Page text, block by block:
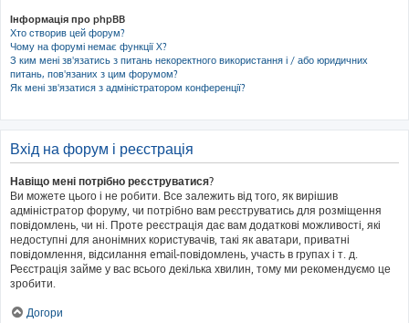
Інформація про phpBB
Хто створив цей форум?
Чому на форумі немає функції X?
З ким мені зв'язатись з питань некоректного використання і / або юридичних
питань, пов'язаних з цим форумом?
Як мені зв'язатися з адміністратором конференції?
Вхід на форум і реєстрація
Навіщо мені потрібно реєструватися?
Ви можете цього і не робити. Все залежить від того, як вирішив
адміністратор форуму, чи потрібно вам реєструватись для розміщення
повідомлень, чи ні. Проте реєстрація дає вам додаткові можливості, які
недоступні для анонімних користувачів, такі як аватари, приватні
повідомлення, відсилання email-повідомлень, участь в групах і т. д.
Реєстрація займе у вас всього декілька хвилин, тому ми рекомендуємо це
зробити.
Догори